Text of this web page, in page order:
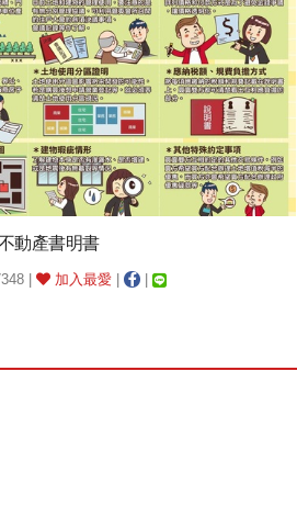
動產書明書
| 加入最愛